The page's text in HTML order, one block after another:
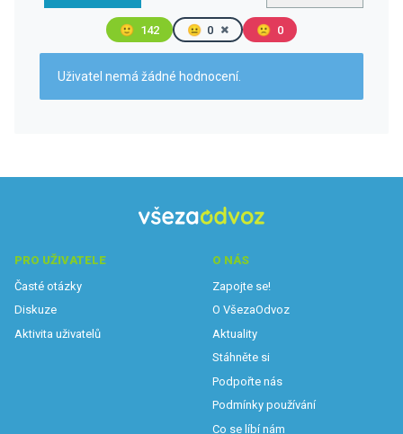
🙂 142 😐 0 🙁 0
Uživatel nemá žádné hodnocení.
PRO UŽIVATELE
Časté otázky
Diskuze
Aktivita uživatelů
O NÁS
Zapojte se!
O VšezaOdvoz
Aktuality
Stáhněte si
Podpořte nás
Podmínky používání
Co se líbí nám